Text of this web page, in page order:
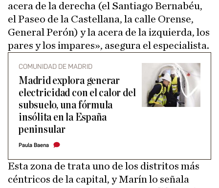
acera de la derecha (el Santiago Bernabéu,
el Paseo de la Castellana, la calle Orense,
General Perón) y la acera de la izquierda, los
pares y los impares», asegura el especialista.
COMUNIDAD DE MADRID
Madrid explora generar
electricidad con el calor del
subsuelo, una fórmula
insólita en la España
peninsular
Paula Baena
Esta zona de trata uno de los distritos más
céntricos de la capital, y Marín lo señala